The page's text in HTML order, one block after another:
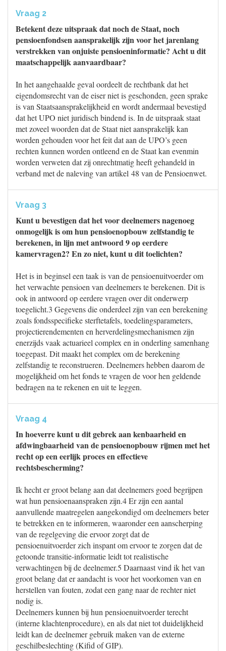
Vraag 2
Betekent deze uitspraak dat noch de Staat, noch
pensioenfondsen aansprakelijk zijn voor het jarenlang
verstrekken van onjuiste pensioeninformatie? Acht u dit
maatschappelijk aanvaardbaar?
In het aangehaalde geval oordeelt de rechtbank dat het
eigendomsrecht van de eiser niet is geschonden, geen sprake
is van Staatsaansprakelijkheid en wordt andermaal bevestigd
dat het UPO niet juridisch bindend is. In de uitspraak staat
met zoveel woorden dat de Staat niet aansprakelijk kan
worden gehouden voor het feit dat aan de UPO’s geen
rechten kunnen worden ontleend en de Staat kan evenmin
worden verweten dat zij onrechtmatig heeft gehandeld in
verband met de naleving van artikel 48 van de Pensioenwet.
Vraag 3
Kunt u bevestigen dat het voor deelnemers nagenoeg
onmogelijk is om hun pensioenopbouw zelfstandig te
berekenen, in lijn met antwoord 9 op eerdere
kamervragen2? En zo niet, kunt u dit toelichten?
Het is in beginsel een taak is van de pensioenuitvoerder om
het verwachte pensioen van deelnemers te berekenen. Dit is
ook in antwoord op eerdere vragen over dit onderwerp
toegelicht.3 Gegevens die onderdeel zijn van een berekening
zoals fondsspecifieke sterftetafels, toedelingsparameters,
projectierendementen en herverdelingsmechanismen zijn
enerzijds vaak actuarieel complex en in onderling samenhang
toegepast. Dit maakt het complex om de berekening
zelfstandig te reconstrueren. Deelnemers hebben daarom de
mogelijkheid om het fonds te vragen de voor hen geldende
bedragen na te rekenen en uit te leggen.
Vraag 4
In hoeverre kunt u dit gebrek aan kenbaarheid en
afdwingbaarheid van de pensioenopbouw rijmen met het
recht op een eerlijk proces en effectieve
rechtsbescherming?
Ik hecht er groot belang aan dat deelnemers goed begrijpen
wat hun pensioenaanspraken zijn.4 Er zijn een aantal
aanvullende maatregelen aangekondigd om deelnemers beter
te betrekken en te informeren, waaronder een aanscherping
van de regelgeving die ervoor zorgt dat de
pensioenuitvoerder zich inspant om ervoor te zorgen dat de
getoonde transitie-informatie leidt tot realistische
verwachtingen bij de deelnemer.5 Daarnaast vind ik het van
groot belang dat er aandacht is voor het voorkomen van en
herstellen van fouten, zodat een gang naar de rechter niet
nodig is.
Deelnemers kunnen bij hun pensioenuitvoerder terecht
(interne klachtenprocedure), en als dat niet tot duidelijkheid
leidt kan de deelnemer gebruik maken van de externe
geschilbeslechting (Kifid of GIP).